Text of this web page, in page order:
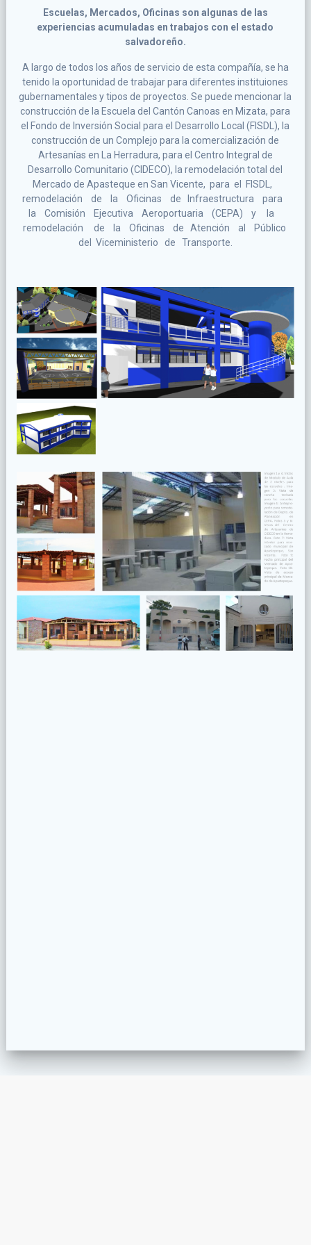
Escuelas, Mercados, Oficinas son algunas de las
experiencias acumuladas en trabajos con el estado
salvadoreño.
A largo de todos los años de servicio de esta compañía, se ha
tenido la oportunidad de trabajar para diferentes instituiones
gubernamentales y tipos de proyectos. Se puede mencionar la
construcción de la Escuela del Cantón Canoas en Mizata, para
el Fondo de Inversión Social para el Desarrollo Local (FISDL), la
construcción de un Complejo para la comercialización de
Artesanías en La Herradura, para el Centro Integral de
Desarrollo Comunitario (CIDECO), la remodelación total del
Mercado de Apasteque en San Vicente, para el FISDL,
remodelación de la Oficinas de Infraestructura para
la Comisión Ejecutiva Aeroportuaria (CEPA) y la
remodelación de la Oficinas de Atención al Público
del Viceministerio de Transporte.